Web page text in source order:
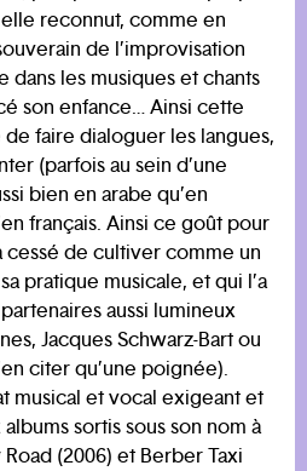
reconnut, comme en
de l’improvisation
dans les musiques et chants
son enfance… Ainsi cette
faire dialoguer les langues,
(parfois au sein d’une
bien en arabe qu’en
français. Ainsi ce goût pour
cessé de cultiver comme un
pratique musicale, et qui l’a
aussi lumineux
Jacques Schwarz-Bart ou
citer qu’une poignée).
musical et vocal exigeant et
sortis sous son nom à
(2006) et Berber Taxi